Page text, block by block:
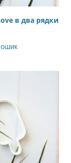
в два рядки